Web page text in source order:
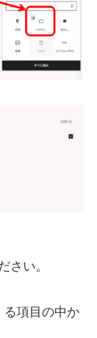
さい。
る項目の中か